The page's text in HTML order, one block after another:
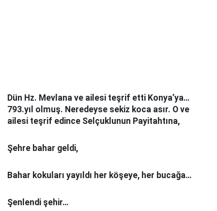
Dün Hz. Mevlana ve ailesi teşrif etti Konya’ya…
793.yıl olmuş. Neredeyse sekiz koca asır. O ve
ailesi teşrif edince Selçuklunun Payitahtına,
Şehre bahar geldi,
Bahar kokuları yayıldı her köşeye, her bucağa…
Şenlendi şehir…